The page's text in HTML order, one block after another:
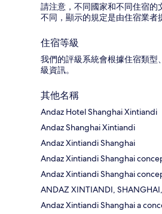
請注意，不同國家和不同住宿的
不同，顯示的規定是由住宿業者
住宿等級
我們的評級系統會根據住宿類型
級資訊。
其他名稱
Andaz Hotel Shanghai Xintiandi
Andaz Shanghai Xintiandi
Andaz Xintiandi Shanghai
Andaz Xintiandi Shanghai
Andaz Xintiandi Shanghai
ANDAZ XINTIANDI,
Andaz Xintiandi Shanghai a